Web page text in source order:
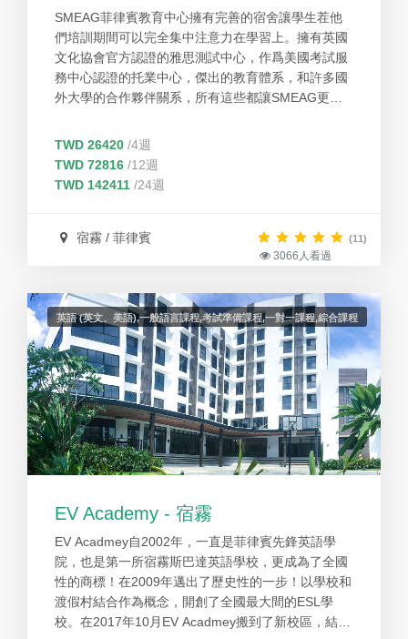
SMEAG菲律賓教育中心擁有完善的宿舍讓學生茬他
們培訓期間可以完全集中注意力在學習上。擁有英國
文化協會官方認證的雅思測試中心，作爲美國考試服
務中心認證的托業中心，傑出的教育體系，和許多國
外大學的合作夥伴關系，所有這些都讓SMEAG更專
TWD 26420 /4週
TWD 72816 /12週
TWD 142411 /24週
宿霧 / 菲律賓 (11)
3066人看過
英語 (英文、美語),一般語言課程,考試準備課程,一對一課程,綜合課程
EV Academy - 宿霧
EV Acadmey自2002年，一直是菲律賓先鋒英語學
院，也是第一所宿霧斯巴達英語學校，更成為了全國
性的商標！在2009年邁出了歷史性的一步！以學校和
渡假村結合作為概念，開創了全國最大間的ESL學
校。在2017年10月EV Acadmey搬到了新校區，結合